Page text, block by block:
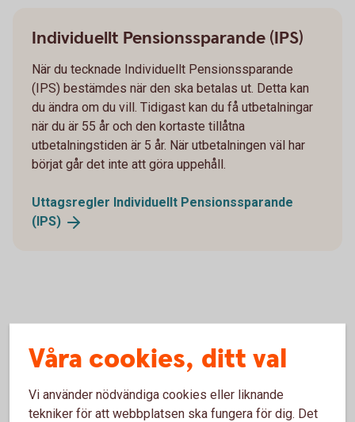
Individuellt Pensionssparande (IPS)
När du tecknade Individuellt Pensionssparande
(IPS) bestämdes när den ska betalas ut. Detta kan
du ändra om du vill. Tidigast kan du få utbetalningar
när du är 55 år och den kortaste tillåtna
utbetalningstiden är 5 år. När utbetalningen väl har
börjat går det inte att göra uppehåll.
Uttagsregler Individuellt Pensionssparande
(IPS)
Uttagsregler för dina
pensionsutbetalningar
Våra cookies, ditt val
Vi använder nödvändiga cookies eller liknande
tekniker för att webbplatsen ska fungera för dig. Det